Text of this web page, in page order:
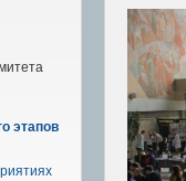
этапов